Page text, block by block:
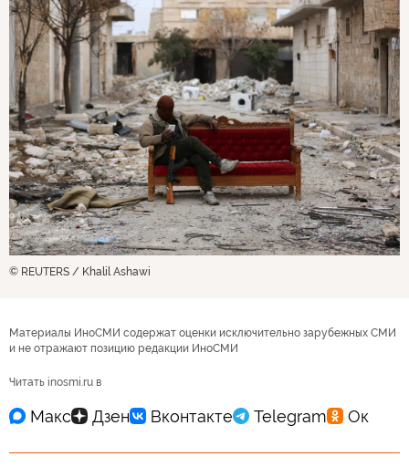
© REUTERS / Khalil Ashawi
Материалы ИноСМИ содержат оценки исключительно зарубежных СМИ
и не отражают позицию редакции ИноСМИ
Читать inosmi.ru в